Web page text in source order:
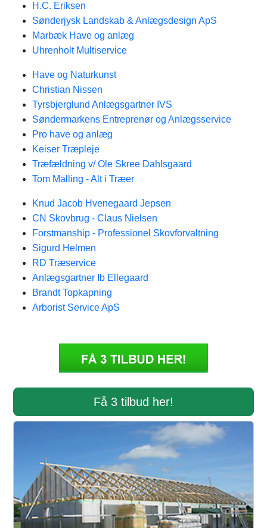
H.C. Eriksen
Sønderjysk Landskab & Anlægsdesign ApS
Marbæk Have og anlæg
Uhrenholt Multiservice
Have og Naturkunst
Christian Nissen
Tyrsbjerglund Anlægsgartner IVS
Søndermarkens Entreprenør og Anlægsservice
Pro have og anlæg
Keiser Træpleje
Træfældning v/ Ole Skree Dahlsgaard
Tom Malling - Alt i Træer
Knud Jacob Hvenegaard Jepsen
CN Skovbrug - Claus Nielsen
Forstmanship - Professionel Skovforvaltning
Sigurd Helmen
RD Træservice
Anlægsgartner Ib Ellegaard
Brandt Topkapning
Arborist Service ApS
Få 3 tilbud her!